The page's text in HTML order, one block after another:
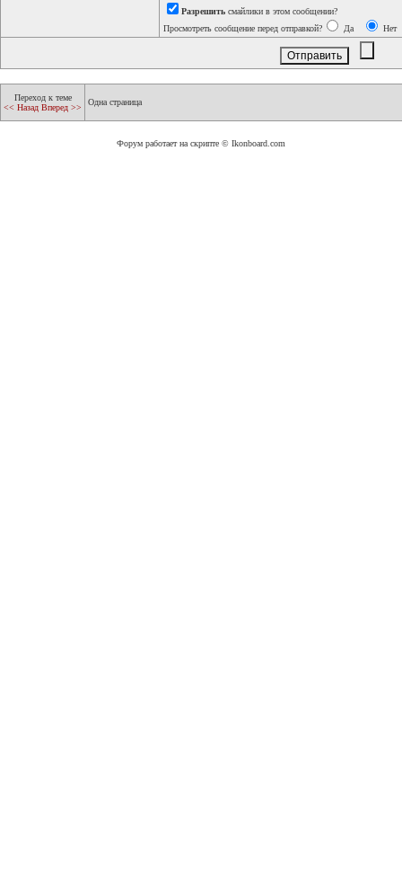
Разрешить смайлики в этом сообщении?
Просмотреть сообщение перед отправкой?
Да Нет
Переход к теме
<< Назад Вперед >>
Одна страница
Форум работает на скрипте © Ikonboard.com